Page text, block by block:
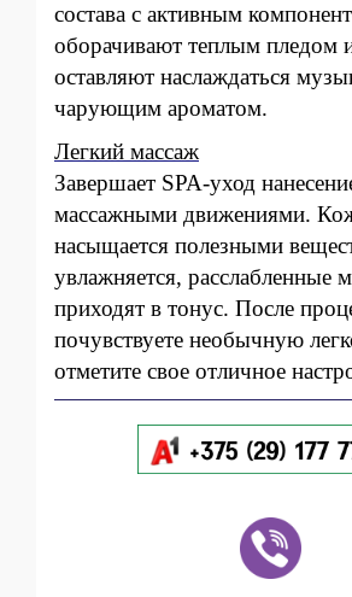
состава с активным
оборачивают теплым пледом
оставляют наслаждаться
чарующим ароматом.
Легкий массаж
Завершает SPA-уход
массажными движениями.
насыщается полезными
увлажняется,
приходят в тонус. После
почувствуете необычную
отметите свое отличное